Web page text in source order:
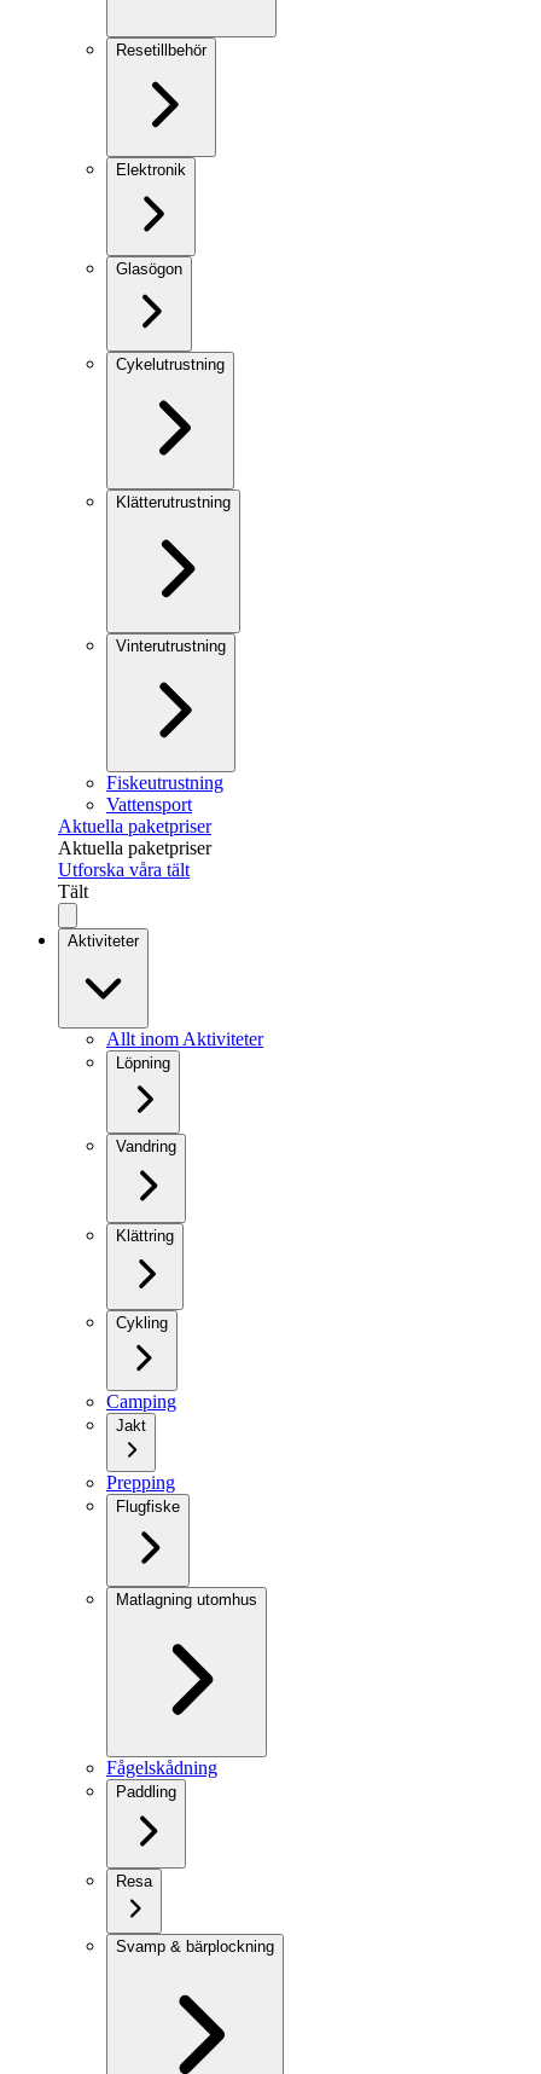
Resetillbehör
Elektronik
Glasögon
Cykelutrustning
Klätterutrustning
Vinterutrustning
Fiskeutrustning
Vattensport
Aktuella paketpriser
Aktuella paketpriser
Utforska våra tält
Tält
Aktiviteter
Allt inom Aktiviteter
Löpning
Vandring
Klättring
Cykling
Camping
Jakt
Prepping
Flugfiske
Matlagning utomhus
Fågelskådning
Paddling
Resa
Svamp & bärplockning